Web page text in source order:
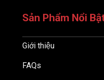
Sản Phẩm Nổi
Giới thiệu
FAQs